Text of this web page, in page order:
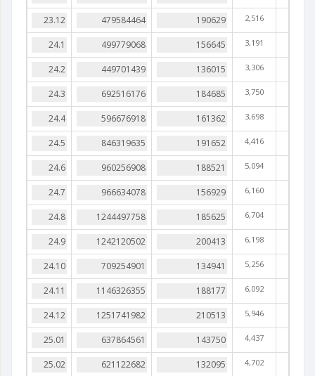
2,516
3,191
3,306
3,750
3,698
4,416
5,094
6,160
6,704
6,198
5,256
6,092
5,946
4,437
4,702